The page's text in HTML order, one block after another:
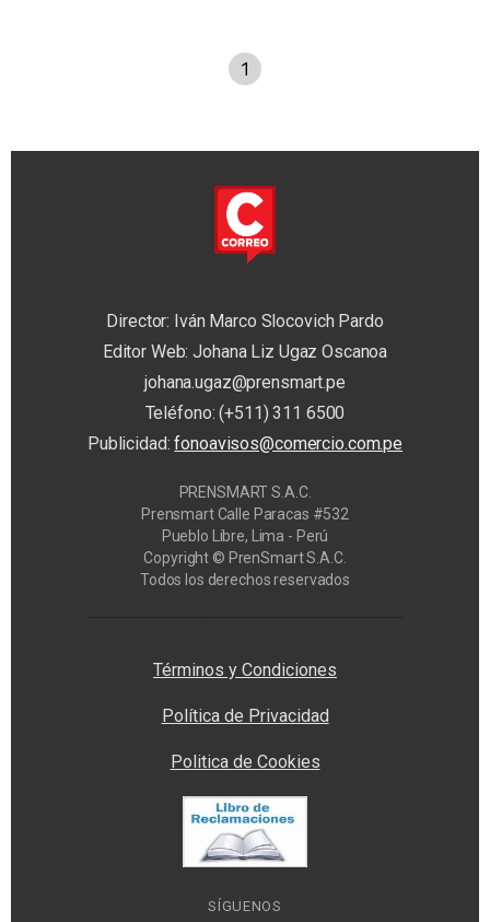
1
Director: Iván Marco Slocovich Pardo
Editor Web: Johana Liz Ugaz Oscanoa
johana.ugaz@prensmart.pe
Teléfono: (+511) 311 6500
Publicidad:fonoavisos@comercio.com.pe
PRENSMART S.A.C.
Prensmart Calle Paracas #532
Pueblo Libre, Lima - Perú
Copyright © PrenSmart S.A.C.
Todos los derechos reservados
Términos y Condiciones
Política de Privacidad
Politica de Cookies
SÍGUENOS